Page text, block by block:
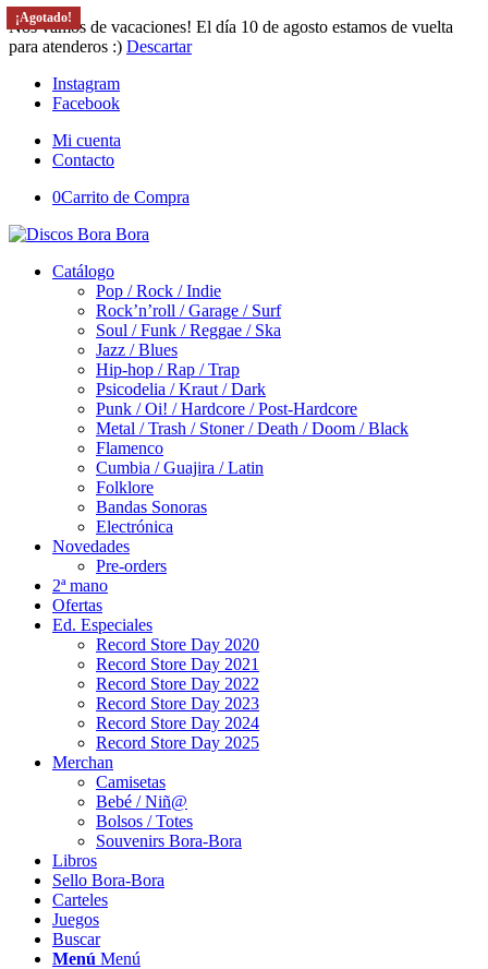
Nos vamos de vacaciones! El día 10 de agosto estamos de vuelta
para atenderos :) Descartar
Instagram
Facebook
Mi cuenta
Contacto
0Carrito de Compra
Catálogo
Pop / Rock / Indie
Rock’n’roll / Garage / Surf
Soul / Funk / Reggae / Ska
Jazz / Blues
Hip-hop / Rap / Trap
Psicodelia / Kraut / Dark
Punk / Oi! / Hardcore / Post-Hardcore
Metal / Trash / Stoner / Death / Doom / Black
Flamenco
Cumbia / Guajira / Latin
Folklore
Bandas Sonoras
Electrónica
Novedades
Pre-orders
2ª mano
Ofertas
Ed. Especiales
Record Store Day 2020
Record Store Day 2021
Record Store Day 2022
Record Store Day 2023
Record Store Day 2024
Record Store Day 2025
Merchan
Camisetas
Bebé / Niñ@
Bolsos / Totes
Souvenirs Bora-Bora
Libros
Sello Bora-Bora
Carteles
Juegos
Buscar
Menú Menú
¡Agotado!
¡Agotado!
¡Agotado!